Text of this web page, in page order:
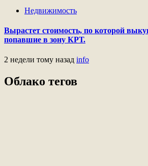
Недвижимость
Вырастет стоимость, по которой
попавшие в зону КРТ.
2 недели тому назад info
Облако тегов